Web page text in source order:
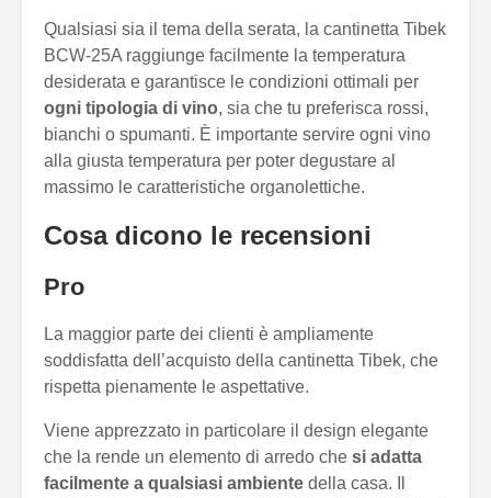
Qualsiasi sia il tema della serata, la cantinetta Tibek
BCW-25A raggiunge facilmente la temperatura
desiderata e garantisce le condizioni ottimali per
ogni tipologia di vino, sia che tu preferisca rossi,
bianchi o spumanti. È importante servire ogni vino
alla giusta temperatura per poter degustare al
massimo le caratteristiche organolettiche.
Cosa dicono le recensioni
Pro
La maggior parte dei clienti è ampliamente
soddisfatta dell’acquisto della cantinetta Tibek, che
rispetta pienamente le aspettative.
Viene apprezzato in particolare il design elegante
che la rende un elemento di arredo che si adatta
facilmente a qualsiasi ambiente della casa. Il